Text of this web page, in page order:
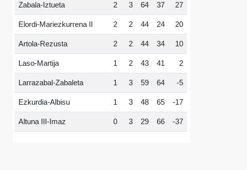
Zabala-Iztueta 2 3 64 37 27
Elordi-Mariezkurrena II 2 2 44 24 20
Artola-Rezusta 2 2 44 34 10
Laso-Martija 1 2 43 41 2
Larrazabal-Zabaleta 1 3 59 64 -5
Ezkurdia-Albisu 1 3 48 65 -17
Altuna III-Imaz 0 3 29 66 -37